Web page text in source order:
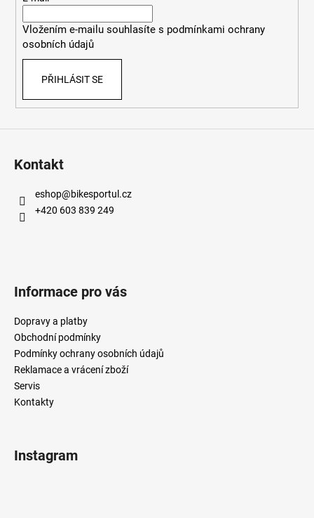
Vložením e-mailu souhlasíte s podmínkami ochrany
osobních údajů
PŘIHLÁSIT SE
Kontakt
eshop@bikesportul.cz
+420 603 839 249
Informace pro vás
Dopravy a platby
Obchodní podmínky
Podmínky ochrany osobních údajů
Reklamace a vrácení zboží
Servis
Kontakty
Instagram